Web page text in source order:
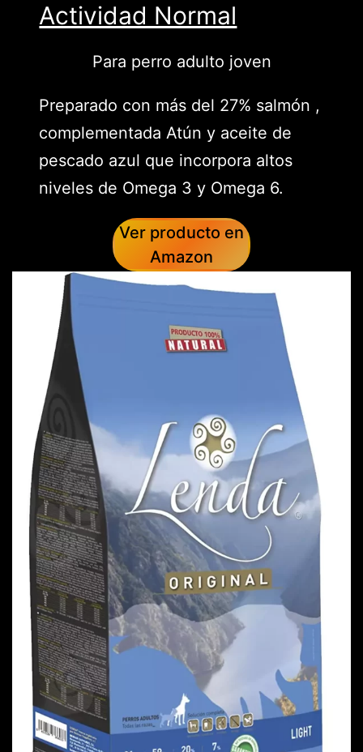
Actividad Normal
Para perro adulto joven
Preparado con más del 27% salmón ,
complementada Atún y aceite de
pescado azul que incorpora altos
niveles de Omega 3 y Omega 6.
Ver producto en
Amazon